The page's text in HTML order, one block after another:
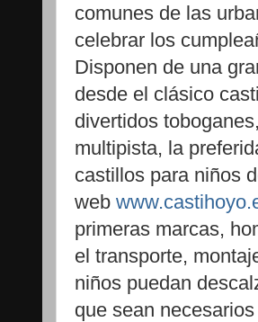
comunes de las
celebrar los
Disponen de una
desde el clásico
divertidos
multipista, la
castillos para niños
web
primeras marcas,
el transporte,
niños puedan
que sean